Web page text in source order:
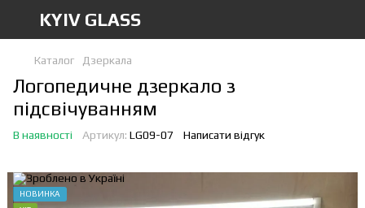
KYIV GLASS
Каталог Дзеркала
Логопедичне дзеркало з
підсвічуванням
В наявності Артикул: LG09-07 Написати відгук
НОВИНКА